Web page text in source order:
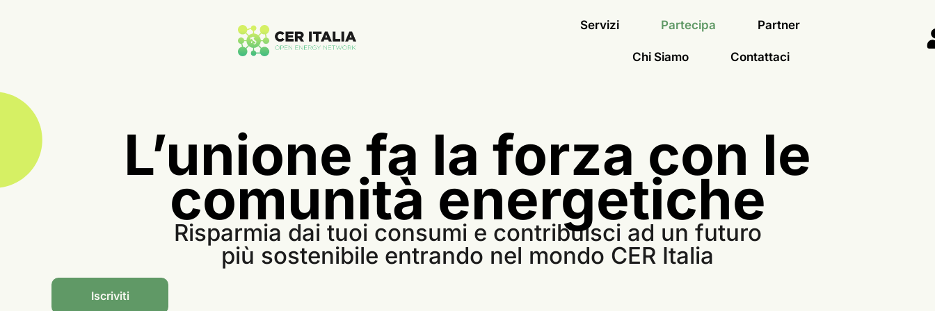
Servizi Partecipa Partner
Chi Siamo Contattaci
L’unione fa la forza con le
comunità energetiche
Risparmia dai tuoi consumi e contribuisci ad un futuro
più sostenibile entrando nel mondo CER Italia
Iscriviti